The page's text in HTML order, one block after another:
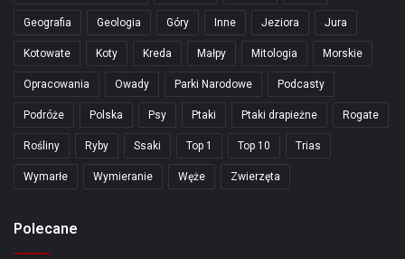
Geografia Geologia Góry Inne Jeziora Jura
Kotowate Koty Kreda Małpy Mitologia Morskie
Opracowania Owady Parki Narodowe Podcasty
Podróże Polska Psy Ptaki Ptaki drapieżne Rogate
Rośliny Ryby Ssaki Top 1 Top 10 Trias
Wymarłe Wymieranie Węże Zwierzęta
Polecane